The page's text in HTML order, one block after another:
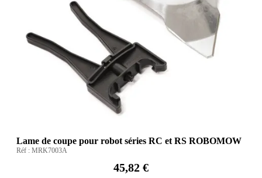
Lame de coupe pour robot séries RC et RS ROBOMOW
Réf : MRK7003A
45,82 €